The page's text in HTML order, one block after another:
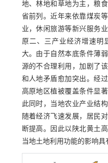
地、林地和草地为主，粮
省前列。近年来依靠煤炭
业，休闲旅游等新兴服务
原二、三产业经济增速明
大。由于自然本底条件薄
源的不合理利用，加剧了
和人地矛盾愈加突出。经
高原地区植被覆盖条件显
此同时，当地农业产业结
随着经济飞速发展，居民
断提高。因此以陕北黄土
当地土地利用功能的影响具